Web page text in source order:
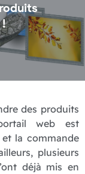
des produits
web est
la commande
plusieurs
déjà mis en